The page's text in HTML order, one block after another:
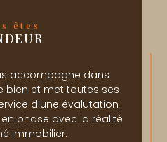
êtes
accompagne dans
bien et met toutes ses
d'une évalutation
phase avec la réalité
immobilier.